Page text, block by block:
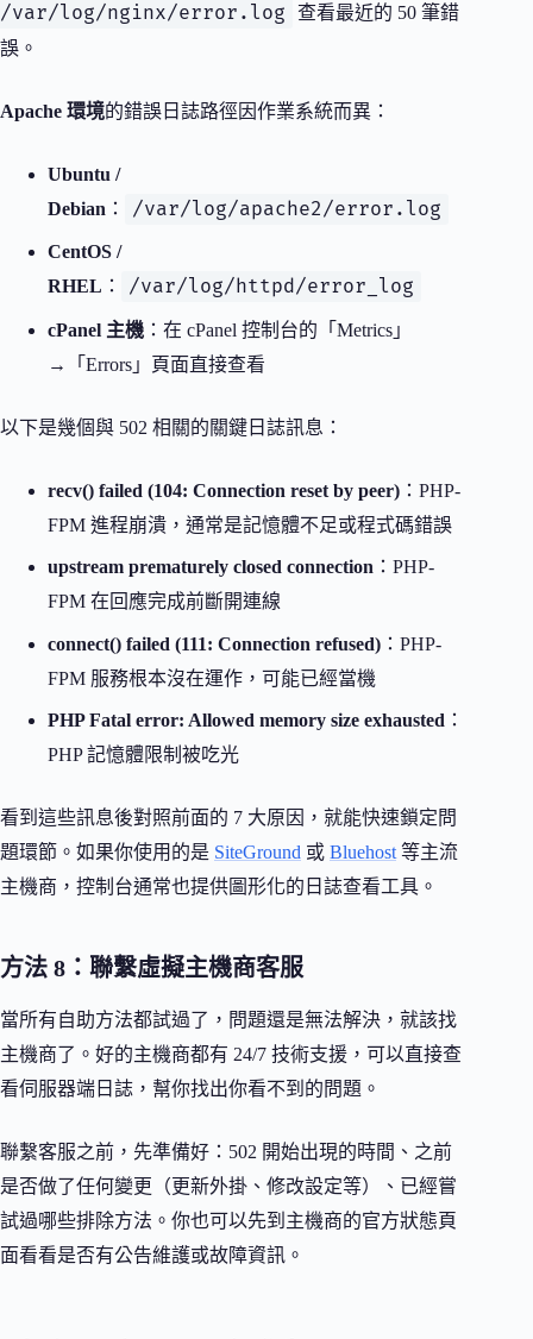
/var/log/nginx/error.log
查看最近的 50 筆錯
誤。
Apache 環境的錯誤日誌路徑因作業系統而異：
Ubuntu /
Debian ： /var/log/apache2/error.log
CentOS /
RHEL ： /var/log/httpd/error_log
cPanel 主機 ：在 cPanel 控制台的「Metrics」
→「Errors」頁面直接查看
以下是幾個與 502 相關的關鍵日誌訊息：
recv() failed (104: Connection reset by peer) ：PHP-
FPM 進程崩潰，通常是記憶體不足或程式碼錯誤
upstream prematurely closed connection ：PHP-
FPM 在回應完成前斷開連線
connect() failed (111: Connection refused) ：PHP-
FPM 服務根本沒在運作，可能已經當機
PHP Fatal error: Allowed memory size exhausted ：
PHP 記憶體限制被吃光
看到這些訊息後對照前面的 7 大原因，就能快速鎖定問
題環節。如果你使用的是 SiteGround 或 Bluehost 等主流
主機商，控制台通常也提供圖形化的日誌查看工具。
方法 8：聯繫虛擬主機商客服
當所有自助方法都試過了，問題還是無法解決，就該找
主機商了。好的主機商都有 24/7 技術支援，可以直接查
看伺服器端日誌，幫你找出你看不到的問題。
聯繫客服之前，先準備好：502 開始出現的時間、之前
是否做了任何變更（更新外掛、修改設定等）、已經嘗
試過哪些排除方法。你也可以先到主機商的官方狀態頁
面看看是否有公告維護或故障資訊。